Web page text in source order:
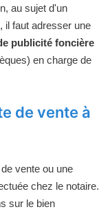
au sujet d'un
il faut adresser une
publicité foncière
en charge de
de vente à
vente ou une
chez le notaire.
sur le bien